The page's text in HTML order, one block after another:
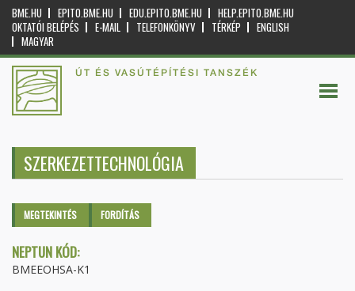
BME.HU EPITO.BME.HU EDU.EPITO.BME.HU
HELP.EPITO.BME.HU
OKTATÓI BELÉPÉS
E-MAIL TELEFONKÖNYV TÉRKÉP
ENGLISH
MAGYAR
ÚT ÉS VASÚTÉPÍTÉSI TANSZÉK
SZERKEZETTECHNOLÓGIA
Elsődleges fülek
MEGTEKINTÉS (AKTÍVFORDÍTÁS
NEPTUN KÓD:
BMEEOHSA-K1